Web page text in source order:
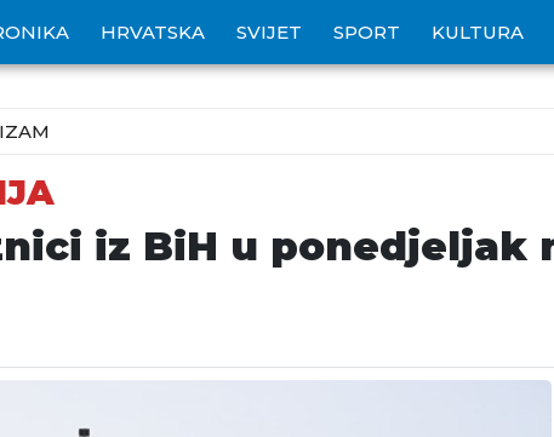
HRVATSKA SVIJET SPORT KULTURA
iz BiH u ponedjeljak